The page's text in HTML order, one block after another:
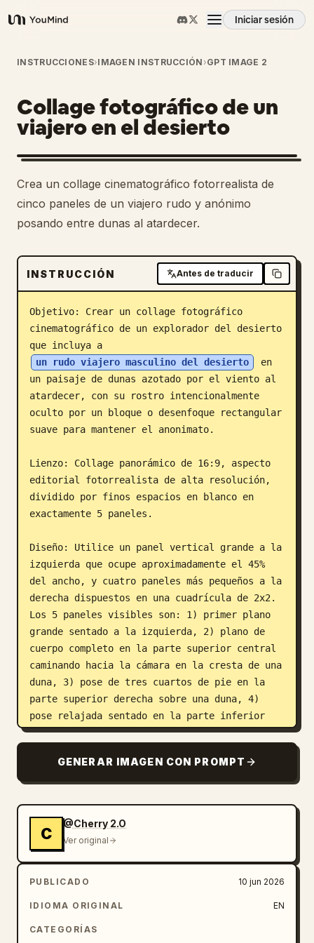
YouMind
Iniciar sesión
Resumen
Casos de uso
Habilidades
Prompts
Descargar
Blog
Actualizaciones
INSTRUCCIONES›IMAGEN INSTRUCCIÓN ›GPT IMAGE 2
Collage fotográfico de un
viajero en el desierto
Crea un collage cinematográfico fotorrealista de
cinco paneles de un viajero rudo y anónimo
posando entre dunas al atardecer.
INSTRUCCIÓN Antes de traducir
Objetivo: Crear un collage fotográfico
cinematográfico de un explorador del desierto
que incluya a
un rudo viajero masculino del desierto
en
un paisaje de dunas azotado por el viento al
atardecer, con su rostro intencionalmente
oculto por un bloque o desenfoque rectangular
suave para mantener el anonimato.
Lienzo: Collage panorámico de 16:9, aspecto
editorial fotorrealista de alta resolución,
dividido por finos espacios en blanco en
exactamente 5 paneles.
Diseño: Utilice un panel vertical grande a la
izquierda que ocupe aproximadamente el 45%
del ancho, y cuatro paneles más pequeños a la
derecha dispuestos en una cuadrícula de 2x2.
Los 5 paneles visibles son: 1) primer plano
grande sentado a la izquierda, 2) plano de
cuerpo completo en la parte superior central
caminando hacia la cámara en la cresta de una
duna, 3) pose de tres cuartos de pie en la
parte superior derecha sobre una duna, 4)
pose relajada sentado en la parte inferior
central sobre la arena, 5) vista trasera en
atardecer.
cabello oscuro, rizado y de longitud media
piel bronceada, complexión atlética y
delgada, barba incipiente o corta sugerida
pero con el rostro oculto. El atuendo es una
vestimenta postapocalíptica de desierto en
capas con tonos tierra apagados: parka larga
sueltos y bordes deshilachados, camiseta
GENERAR IMAGEN CON PROMPT
C
@Cherry 2.O
Ver original
PUBLICADO 10 jun 2026
IDIOMA ORIGINAL EN
CATEGORÍAS